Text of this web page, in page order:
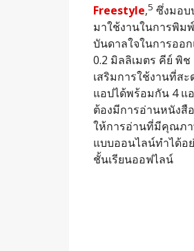
Freestyle,5 ซึ่งมอบ
มาใช้งานในการพิม
บันดาลใจในการออ
0.2 มิลลิเมตร คีย์ พิ
เสริมการใช้งานที่ส
แอปได้พร้อมกัน 4 แ
ต้องมีการอ่านหนังสื
ให้การอ่านที่มีคุณภา
แบบออนไลน์ทำได้อ
ชั้นเรียนออฟไลน์